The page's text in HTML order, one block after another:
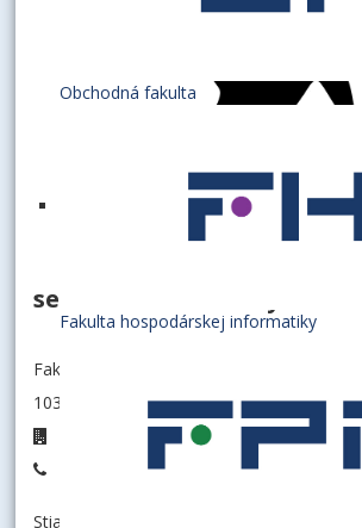
Obchodná fakulta
Fakulta hospodárskej informatiky
sekretariát katedry
Fakulta hospodárskej informatiky
103006 - Katedra matematiky a
+421 2 6729 5840
Stiahnuť informáciu ako: